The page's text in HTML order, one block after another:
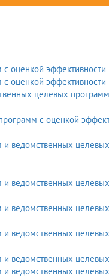
оценкой
оценкой
целевых
с оценкой
и ведомственных
и ведомственных
и ведомственных
и ведомственных
ведомственных
ведомственных